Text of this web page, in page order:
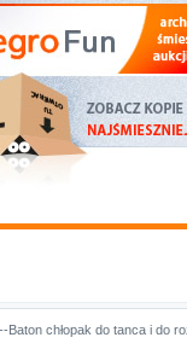
Baton chłopak do tanca i do